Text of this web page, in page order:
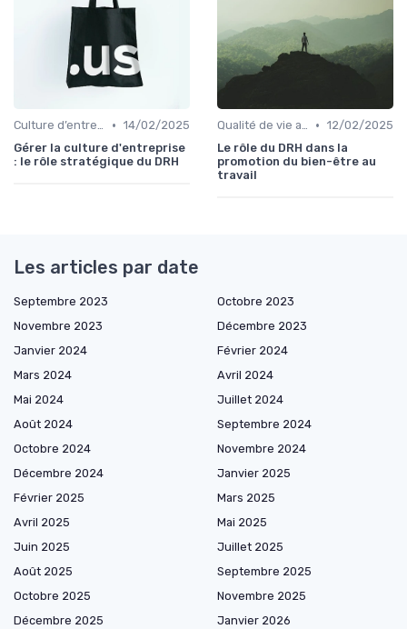
Culture d’entreprise & valeurs • 14/02/2025
Gérer la culture d'entreprise
: le rôle stratégique du DRH
Qualité de vie au travail (QVT) • 12/02/2025
Le rôle du DRH dans la
promotion du bien-être au
travail
Les articles par date
Septembre 2023
Octobre 2023
Novembre 2023
Décembre 2023
Janvier 2024
Février 2024
Mars 2024
Avril 2024
Mai 2024
Juillet 2024
Août 2024
Septembre 2024
Octobre 2024
Novembre 2024
Décembre 2024
Janvier 2025
Février 2025
Mars 2025
Avril 2025
Mai 2025
Juin 2025
Juillet 2025
Août 2025
Septembre 2025
Octobre 2025
Novembre 2025
Décembre 2025
Janvier 2026